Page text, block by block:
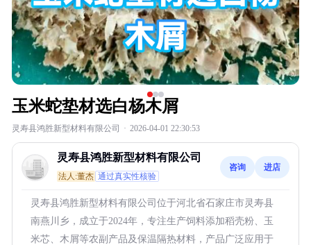
玉米蛇垫材选白杨木屑
灵寿县鸿胜新型材料有限公司 · 2026-04-01 22:30:53
灵寿县鸿胜新型材料有限公司
法人:董杰 通过真实性核验
咨询 进店
灵寿县鸿胜新型材料有限公司位于河北省石家庄市灵寿县
南燕川乡，成立于2024年，专注生产饲料添加稻壳粉、玉
米芯、木屑等农副产品及保温隔热材料，产品广泛应用于